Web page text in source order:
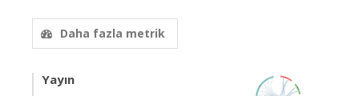
Daha fazla metrik
Yayın